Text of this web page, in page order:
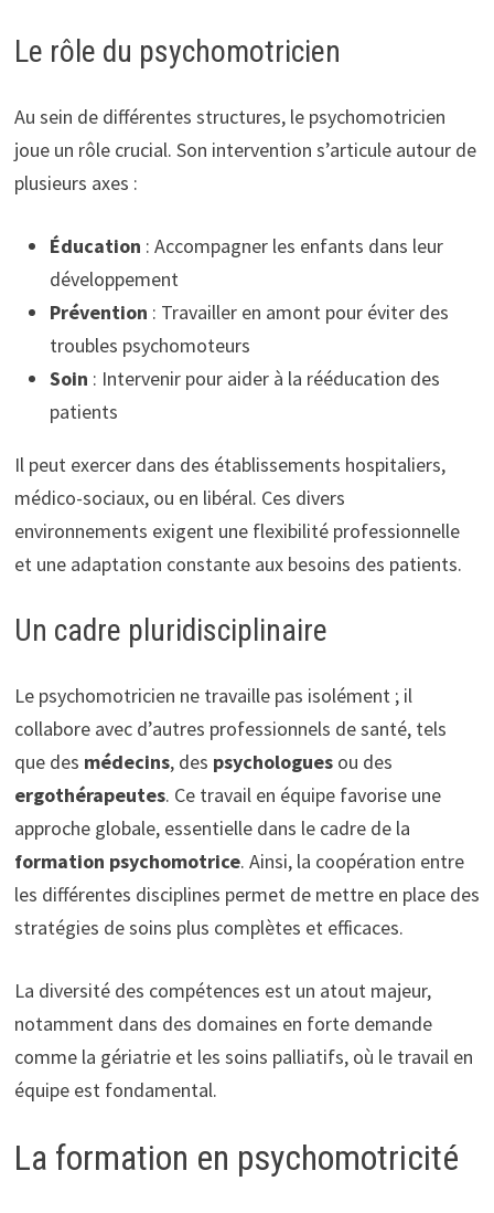
Le rôle du psychomotricien
Au sein de différentes structures, le psychomotricien
joue un rôle crucial. Son intervention s’articule autour de
plusieurs axes :
Éducation : Accompagner les enfants dans leur
développement
Prévention : Travailler en amont pour éviter des
troubles psychomoteurs
Soin : Intervenir pour aider à la rééducation des
patients
Il peut exercer dans des établissements hospitaliers,
médico-sociaux, ou en libéral. Ces divers
environnements exigent une flexibilité professionnelle
et une adaptation constante aux besoins des patients.
Un cadre pluridisciplinaire
Le psychomotricien ne travaille pas isolément ; il
collabore avec d’autres professionnels de santé, tels
que des médecins, des psychologuesou des
ergothérapeutes. Ce travail en équipe favorise une
approche globale, essentielle dans le cadre de la
formation psychomotrice. Ainsi, la coopération entre
les différentes disciplines permet de mettre en place des
stratégies de soins plus complètes et efficaces.
La diversité des compétences est un atout majeur,
notamment dans des domaines en forte demande
comme la gériatrie et les soins palliatifs, où le travail en
équipe est fondamental.
La formation en psychomotricité